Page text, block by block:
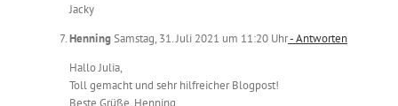
Jacky
HenningSamstag, 31. Juli 2021 um 11:20 Uhr- Antworten
Hallo Julia,
Toll gemacht und sehr hilfreicher Blogpost!
Beste Grüße, Henning